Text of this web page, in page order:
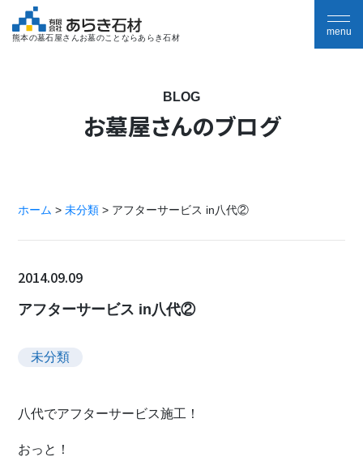
熊本の墓石屋さんお墓のことならあらき石材
BLOG
お墓屋さんのブログ
ホーム >未分類 > アフターサービス in八代②
2014.09.09
アフターサービス in八代②
未分類
八代でアフターサービス施工！
おっと！